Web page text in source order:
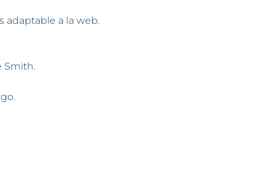
adaptable a la web.
Smith.